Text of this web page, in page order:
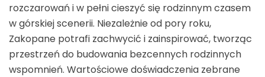
rozczarowań i w pełni cieszyć się rodzinnym czasem
w górskiej scenerii. Niezależnie od pory roku,
Zakopane potrafi zachwycić i zainspirować, tworząc
przestrzeń do budowania bezcennych rodzinnych
wspomnień. Wartościowe doświadczenia zebrane